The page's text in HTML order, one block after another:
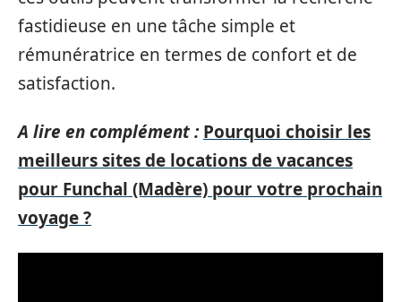
fastidieuse en une tâche simple et
rémunératrice en termes de confort et de
satisfaction.
A lire en complément : Pourquoi choisir les
meilleurs sites de locations de vacances
pour Funchal (Madère) pour votre prochain
voyage ?